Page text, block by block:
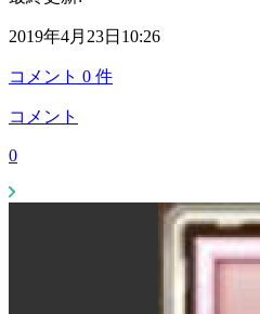
2019年4月23日10:26
コメント 0 件
コメント
0